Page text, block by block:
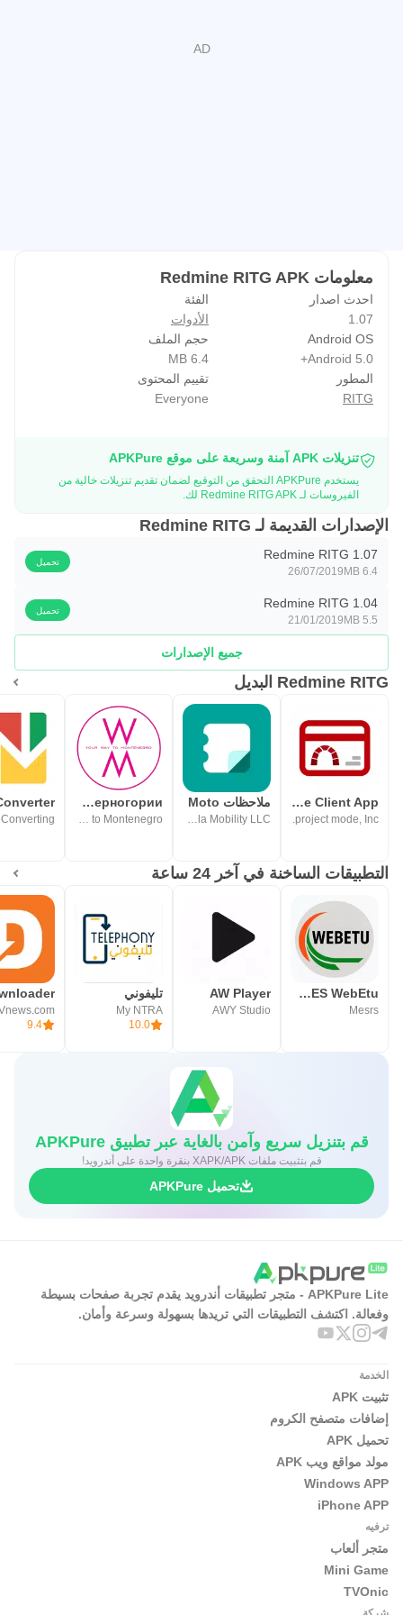
معلومات Redmine RITG APK
احدث اصدار
1.07
الفئة
الأدوات
Android OS
Android 5.0+
حجم الملف
6.4 MB
المطور
RITG
تقييم المحتوى
Everyone
تنزيلات APK آمنة وسريعة على موقع APKPure
يستخدم APKPure التحقق من التوقيع لضمان تقديم تنزيلات خالية من
الفيروسات لـ Redmine RITG APK لك.
الإصدارات القديمة لـ Redmine RITG
Redmine RITG 1.07
6.4 MB
26/07/2019
تحميل
Redmine RITG 1.04
5.5 MB
21/01/2019
تحميل
جميع الإصدارات
Redmine RITG البديل
RedminePM - Redmine Client App
project mode, Inc.
ملاحظات Moto
Motorola Mobility LLC.
Гид по Черногории
Your Way to Montenegro
التطبيقات الساخنة في آخر 24 ساعة
PROGRES WebEtu
Mesrs
AW Player
AWY Studio
تليفوني
My NTRA
10.0
9.4
قم بتنزيل سريع وآمن بالغاية عبر تطبيق APKPure
قم بتثبيت ملفات XAPK/APK بنقرة واحدة على أندرويد!
تحميل APKPure
APKPure Lite - متجر تطبيقات أندرويد يقدم تجربة صفحات بسيطة
وفعالة. اكتشف التطبيقات التي تريدها بسهولة وسرعة وأمان.
الخدمة
تثبيت APK
إضافات متصفح الكروم
تحميل APK
مولد مواقع ويب APK
Windows APP
iPhone APP
ترفيه
متجر ألعاب
Mini Game
TVOnic